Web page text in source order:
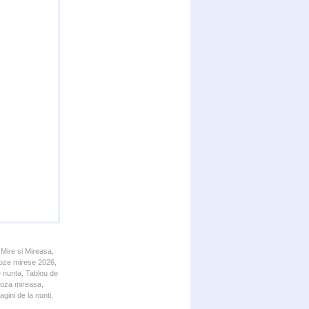
si Mireasa,
mirese 2026,
Tablou de
mireasa,
de la nunti,